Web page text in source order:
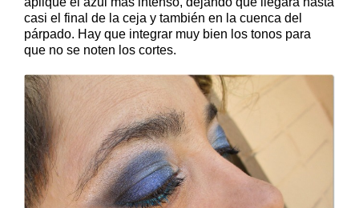
casi el final de la ceja y también en la cuenca del
párpado. Hay que integrar muy bien los tonos para
que no se noten los cortes.